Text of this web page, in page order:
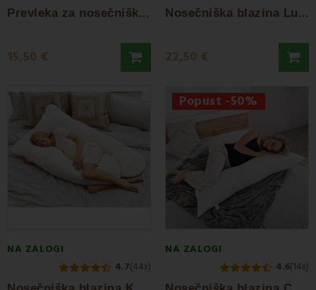
P
revleka za nosečniško blazino Marsolux L EMI
15,50 €
N
osečniška blazina Lulu Sakura EMI
22,50 €
NA ZALOGI
4.7(44x)
Popust -50%
NA ZALOGI
4.6(14x)